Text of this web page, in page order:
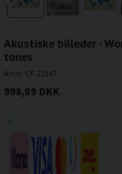
Akustiske billeder -
tones
Artnr: CF-21547
998,89 DKK